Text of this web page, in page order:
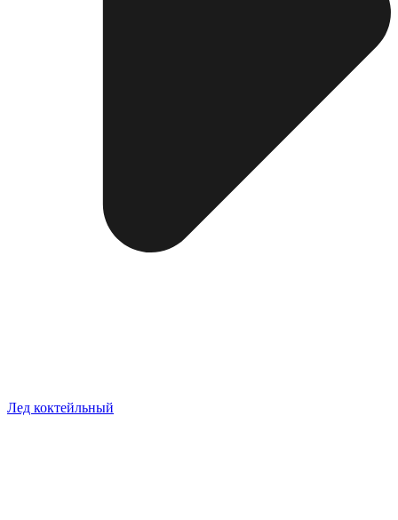
Лед коктейльный